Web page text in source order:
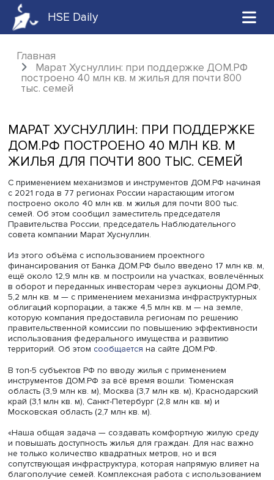
HSE Daily
Главная
Марат Хуснуллин: при поддержке
построено 40 млн кв. м жилья для почти
МАРАТ ХУСНУЛЛИН: ПРИ
ДОМ.РФ ПОСТРОЕНО 40 МЛН КВ. М
ЖИЛЬЯ ДЛЯ ПОЧТИ 800 ТЫС.
С применением механизмов и инструментов ДОМ.РФ
с 2021 года в 77 регионах России нарастающим итогом
построено около 40 млн кв. м жилья для почти 800 тыс.
Правительства России, председатель Наблюдательного
совета компании Марат Хуснуллин.
Из этого объёма с использованием проектного
финансирования от Банка ДОМ.РФ было введено 17
ещё около 12,9 млн кв. м построили на участках,
в оборот и переданных инвесторам через аукционы
5,2 млн кв. м — с применением механизма
облигаций корпорации, а также 4,5 млн кв. м — на
которую компания предоставила регионам по решению
правительственной комиссии по повышению
использования федерального имущества и развитию
территорий. Об этомсообщаетсяна сайте ДОМ.РФ.
инструментов ДОМ.РФ за всё время вошли: Тюменская
область (3,9 млн кв. м), Москва (3,7 млн кв. м),
край (3,1 млн кв. м), Санкт-Петербург (2,8 млн кв. м) и
Московская область (2,7 млн кв. м).